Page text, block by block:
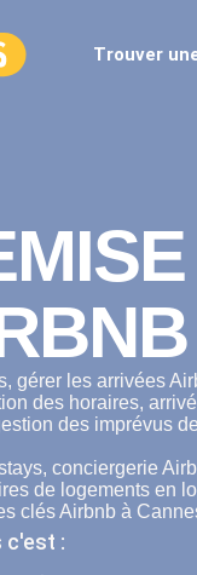
Trouver
gérer les arrivées
des horaires,
des imprévus
conciergerie
de logements en
clés Airbnb à
c'est :